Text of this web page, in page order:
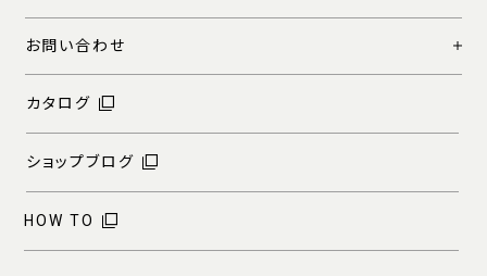
お問い合わせ
カタログ
ショップブログ
HOW TO